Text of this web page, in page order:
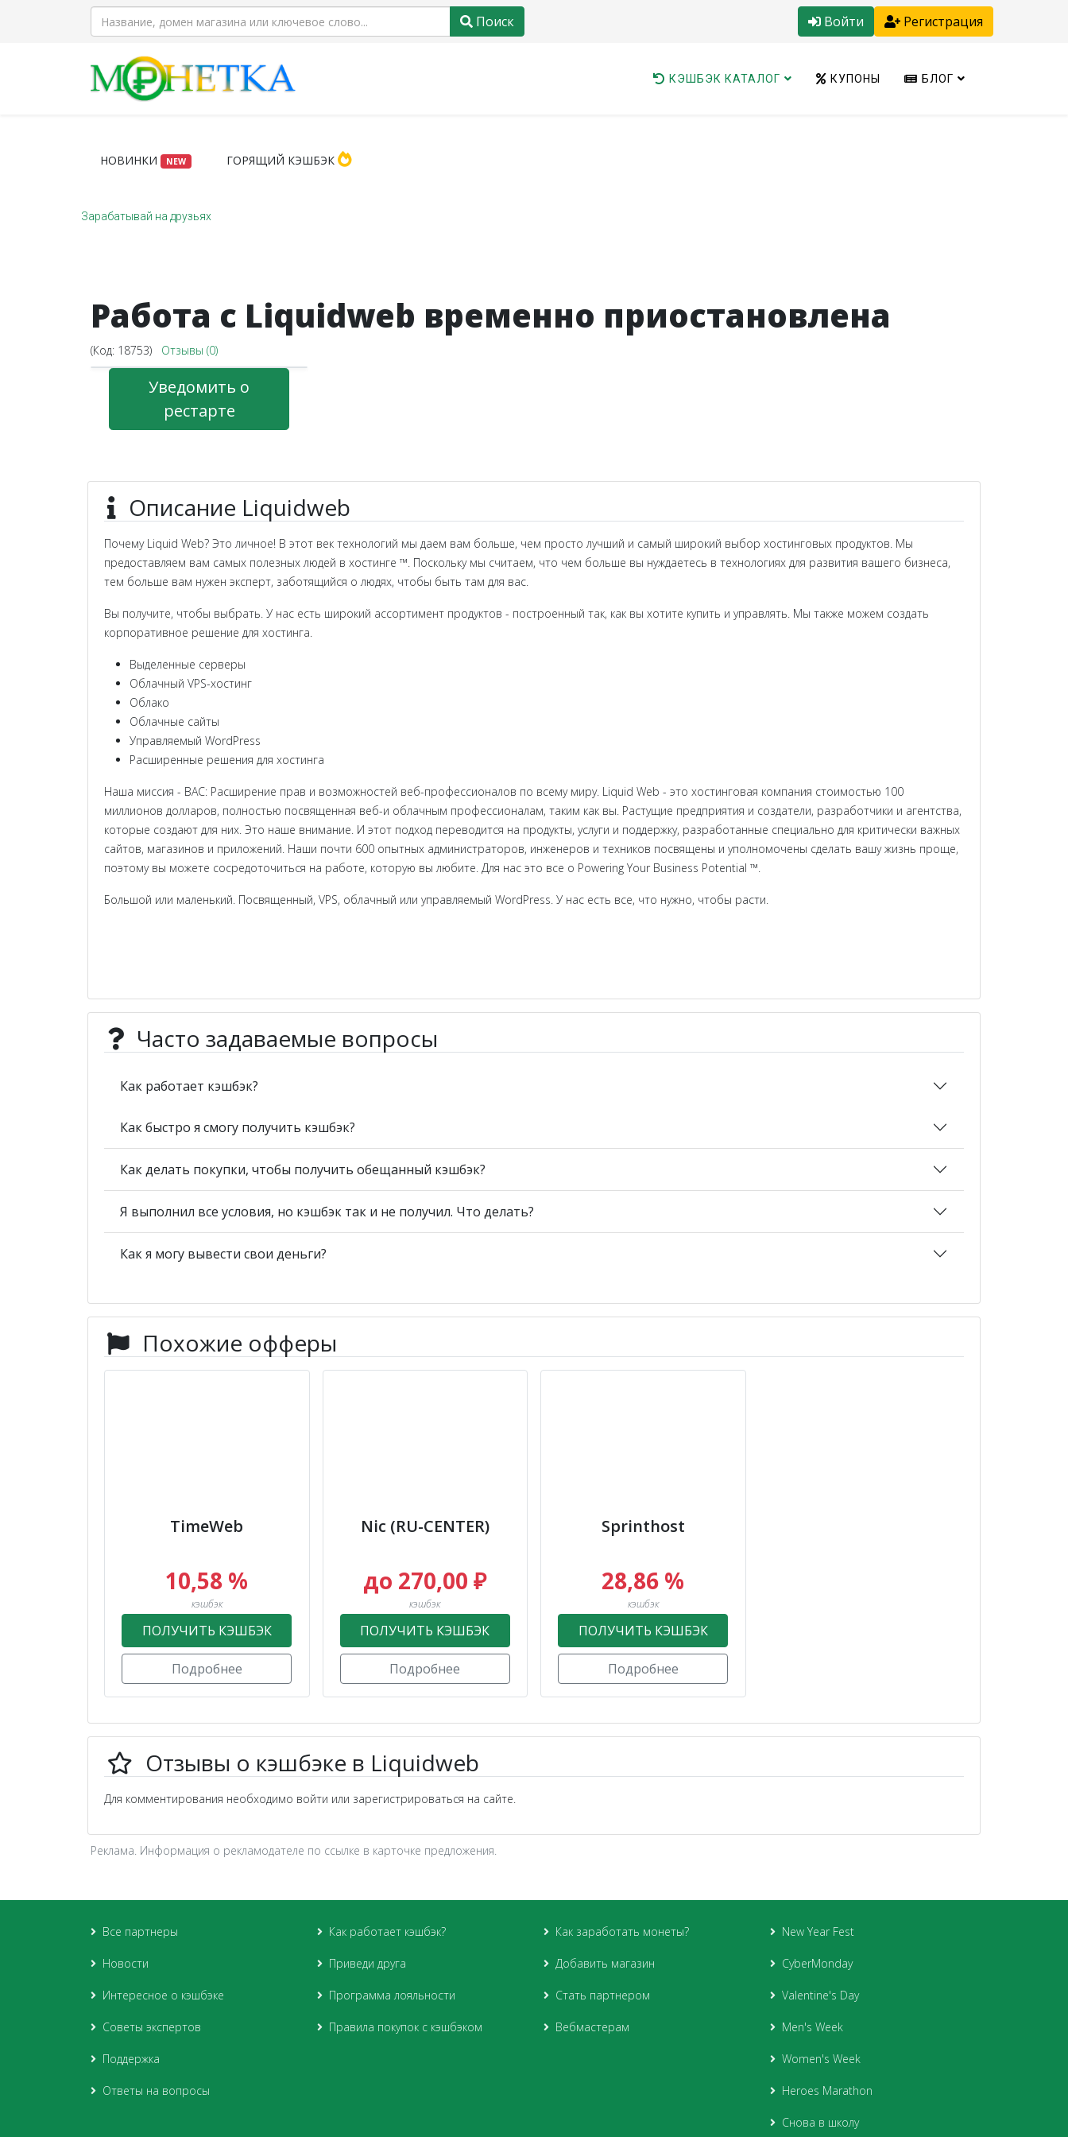
Поиск Войти Регистрация
КЭШБЭК КАТАЛОГ КУПОНЫ БЛОГ
НОВИНКИ NEW ГОРЯЩИЙ КЭШБЭК
Зарабатывай на друзьях
Работа с Liquidweb временно приостановлена
(Код: 18753) Отзывы (0)
Уведомить о
рестарте
Описание Liquidweb
Почему Liquid Web? Это личное! В этот век технологий мы даем вам больше, чем просто лучший и самый широкий выбор хостинговых продуктов. Мы
предоставляем вам самых полезных людей в хостинге ™. Поскольку мы считаем, что чем больше вы нуждаетесь в технологиях для развития вашего бизнеса,
тем больше вам нужен эксперт, заботящийся о людях, чтобы быть там для вас.
Вы получите, чтобы выбрать. У нас есть широкий ассортимент продуктов - построенный так, как вы хотите купить и управлять. Мы также можем создать
корпоративное решение для хостинга.
Выделенные серверы
Облачный VPS-хостинг
Облако
Облачные сайты
Управляемый WordPress
Расширенные решения для хостинга
Наша миссия - ВАС: Расширение прав и возможностей веб-профессионалов по всему миру. Liquid Web - это хостинговая компания стоимостью 100
миллионов долларов, полностью посвященная веб-и облачным профессионалам, таким как вы. Растущие предприятия и создатели, разработчики и агентства,
которые создают для них. Это наше внимание. И этот подход переводится на продукты, услуги и поддержку, разработанные специально для критически важных
сайтов, магазинов и приложений. Наши почти 600 опытных администраторов, инженеров и техников посвящены и уполномочены сделать вашу жизнь проще,
поэтому вы можете сосредоточиться на работе, которую вы любите. Для нас это все о Powering Your Business Potential ™.
Большой или маленький. Посвященный, VPS, облачный или управляемый WordPress. У нас есть все, что нужно, чтобы расти.
Часто задаваемые вопросы
Как работает кэшбэк?
Как быстро я смогу получить кэшбэк?
Как делать покупки, чтобы получить обещанный кэшбэк?
Я выполнил все условия, но кэшбэк так и не получил. Что делать?
Как я могу вывести свои деньги?
Похожие офферы
TimeWeb
10,58 %
кэшбэк
ПОЛУЧИТЬ КЭШБЭК
Подробнее
Nic (RU-CENTER)
до 270,00 ₽
кэшбэк
ПОЛУЧИТЬ КЭШБЭК
Подробнее
Sprinthost
28,86 %
кэшбэк
ПОЛУЧИТЬ КЭШБЭК
Подробнее
Отзывы о кэшбэке в Liquidweb
Для комментирования необходимо войти или зарегистрироваться на сайте.
Реклама. Информация о рекламодателе по ссылке в карточке предложения.
Все партнеры
Новости
Интересное о кэшбэке
Советы экспертов
Поддержка
Ответы на вопросы
Как работает кэшбэк?
Приведи друга
Программа лояльности
Правила покупок с кэшбэком
Как заработать монеты?
Добавить магазин
Стать партнером
Вебмастерам
New Year Fest
CyberMonday
Valentine's Day
Men's Week
Women's Week
Heroes Marathon
Снова в школу